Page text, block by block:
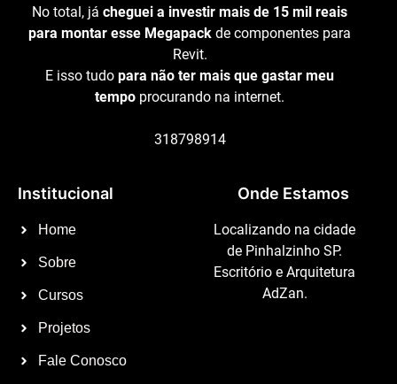
No total, já cheguei a investir mais de 15 mil reais
para montar esse Megapack de componentes para
Revit.
E isso tudo para não ter mais que gastar meu
tempo procurando na internet.
318798914
Institucional
Home
Sobre
Cursos
Projetos
Fale Conosco
Onde Estamos
Localizando na cidade
de Pinhalzinho SP.
Escritório e Arquitetura
AdZan.